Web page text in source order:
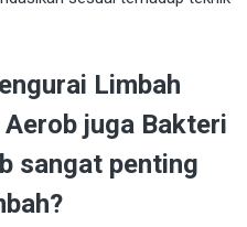
Limbah
juga Bakteri
sangat penting